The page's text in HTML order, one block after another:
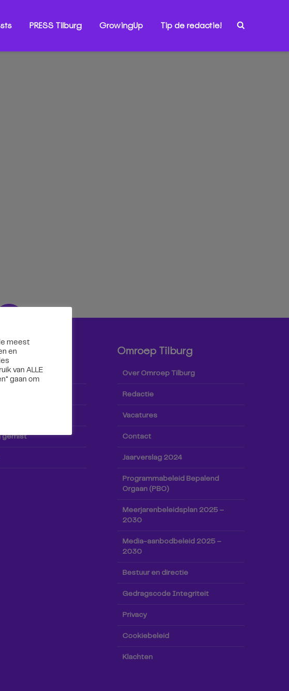
PRESS Tilburg GrowingUp Tip de redactie!
gemist
Omroep Tilburg
Over Omroep Tilburg
Redactie
Vacatures
Contact
Jaarverslag 2024
Programmabeleid Bepalend
Orgaan (PBO)
Meerjarenbeleidsplan 2025 –
2030
Media-aanbodbeleid 2025 –
2030
Bestuur en directie
Gedragscode Integriteit
Privacy
Cookiebeleid
Klachten
meest
en
van ALLE
gaan om